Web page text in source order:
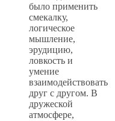
было применить
смекалку,
логическое
мышление,
эрудицию,
ловкость и
умение
взаимодействовать
друг с другом. В
дружеской
атмосфере,